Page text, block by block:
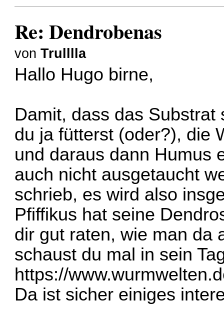
Re: Dendrobenas
vonTrulllla
Hallo Hugo birne,
Damit, dass das
du ja fütterst (oder?), die
und daraus dann Humus
auch nicht ausgetaucht
schrieb, es wird also
Pfiffikus hat seine
dir gut raten, wie man da
schaust du mal in sein
https://
Da ist sicher einiges